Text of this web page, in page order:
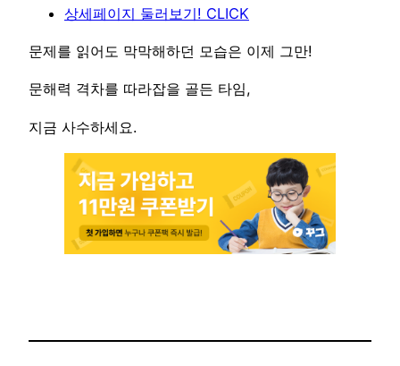
상세페이지 둘러보기! CLICK
문제를 읽어도 막막해하던 모습은 이제 그만!
문해력 격차를 따라잡을 골든 타임,
지금 사수하세요.